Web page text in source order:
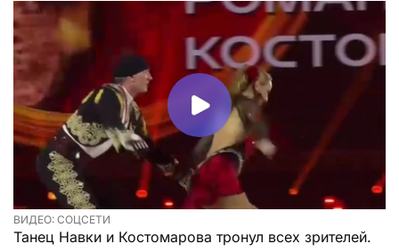
ВИДЕО: СОЦСЕТИ
Танец Навки и Костомарова тронул всех зрителей.